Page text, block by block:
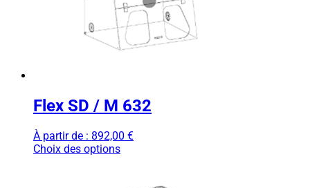
Flex SD / M 632
À partir de : 892,00 €
Choix des options